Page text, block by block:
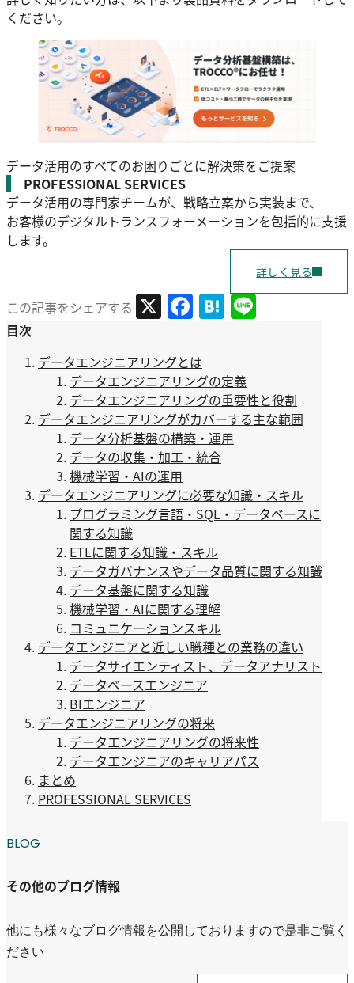
ください。
データ活用のすべてのお困りごとに解決策をご提案
PROFESSIONAL SERVICES
データ活用の専門家チームが、戦略立案から実装まで、
お客様のデジタルトランスフォーメーションを包括的に支援
します。
詳しく見る
この記事をシェアする X Facebook
Hatena
Line
目次
データエンジニアリングとは
データエンジニアリングの定義
データエンジニアリングの重要性と役割
データエンジニアリングがカバーする主な範囲
データ分析基盤の構築・運用
データの収集・加工・統合
機械学習・AIの運用
データエンジニアリングに必要な知識・スキル
プログラミング言語・SQL・データベースに
関する知識
ETLに関する知識・スキル
データガバナンスやデータ品質に関する知識
データ基盤に関する知識
機械学習・AIに関する理解
コミュニケーションスキル
データエンジニアと近しい職種との業務の違い
データサイエンティスト、データアナリスト
データベースエンジニア
BIエンジニア
データエンジニアリングの将来
データエンジニアリングの将来性
データエンジニアのキャリアパス
まとめ
PROFESSIONAL SERVICES
BLOG
その他のブログ情報
他にも様々なブログ情報を公開しておりますので是非ご覧く
ださい